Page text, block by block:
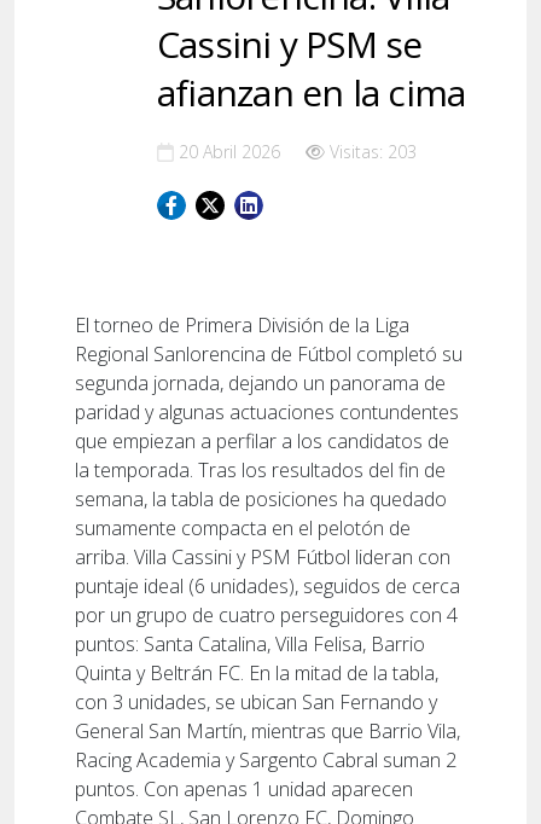
Cassini y PSM se
afianzan en la cima
20 Abril 2026 Visitas: 203
El torneo de Primera División de la Liga
Regional Sanlorencina de Fútbol completó su
segunda jornada, dejando un panorama de
paridad y algunas actuaciones contundentes
que empiezan a perfilar a los candidatos de
la temporada. Tras los resultados del fin de
semana, la tabla de posiciones ha quedado
sumamente compacta en el pelotón de
arriba. Villa Cassini y PSM Fútbol lideran con
puntaje ideal (6 unidades), seguidos de cerca
por un grupo de cuatro perseguidores con 4
puntos: Santa Catalina, Villa Felisa, Barrio
Quinta y Beltrán FC. En la mitad de la tabla,
con 3 unidades, se ubican San Fernando y
General San Martín, mientras que Barrio Vila,
Racing Academia y Sargento Cabral suman 2
puntos. Con apenas 1 unidad aparecen
Combate SL, San Lorenzo FC, Domingo